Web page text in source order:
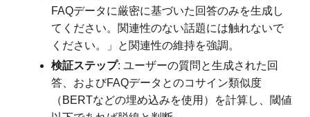
FAQデータに厳密に基づいた回答のみを生成し
てください。関連性のない話題には触れないで
ください。」と関連性の維持を強調。
検証ステップ: ユーザーの質問と生成された回
答、およびFAQデータとのコサイン類似度
（BERTなどの埋め込みを使用）を計算し、閾値